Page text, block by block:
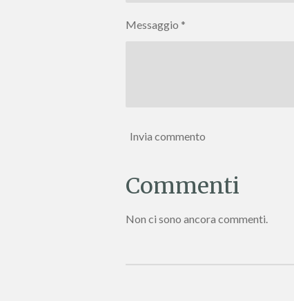
Messaggio *
Invia commento
Commenti
Non ci sono ancora commenti.